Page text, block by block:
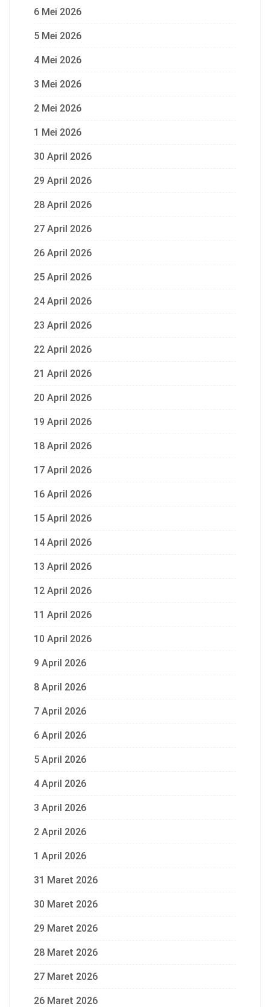
6 Mei 2026
5 Mei 2026
4 Mei 2026
3 Mei 2026
2 Mei 2026
1 Mei 2026
30 April 2026
29 April 2026
28 April 2026
27 April 2026
26 April 2026
25 April 2026
24 April 2026
23 April 2026
22 April 2026
21 April 2026
20 April 2026
19 April 2026
18 April 2026
17 April 2026
16 April 2026
15 April 2026
14 April 2026
13 April 2026
12 April 2026
11 April 2026
10 April 2026
9 April 2026
8 April 2026
7 April 2026
6 April 2026
5 April 2026
4 April 2026
3 April 2026
2 April 2026
1 April 2026
31 Maret 2026
30 Maret 2026
29 Maret 2026
28 Maret 2026
27 Maret 2026
26 Maret 2026